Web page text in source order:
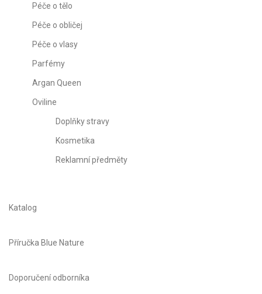
Péče o tělo
Péče o obličej
Péče o vlasy
Parfémy
Argan Queen
Oviline
Doplňky stravy
Kosmetika
Reklamní předměty
Katalog
Příručka Blue Nature
Doporučení odborníka